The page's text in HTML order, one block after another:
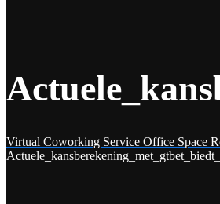
Virtual Coworking Service Office Space